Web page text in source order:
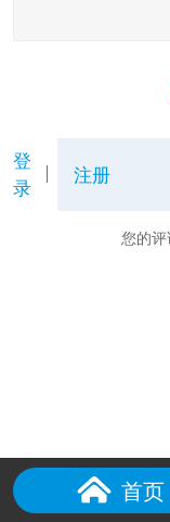
登
录
注册
您的评
首页